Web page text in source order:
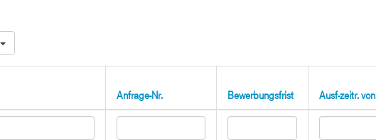
Anfrage-Nr. Bewerbungsfrist Ausf-zeitr. von